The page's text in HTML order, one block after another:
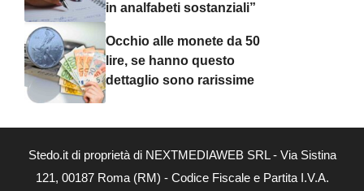
in analfabeti sostanziali”
Occhio alle monete da 50
lire, se hanno questo
dettaglio sono rarissime
Stedo.it di proprietà di NEXTMEDIAWEB SRL - Via Sistina
121, 00187 Roma (RM) - Codice Fiscale e Partita I.V.A.